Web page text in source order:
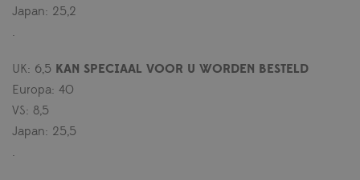
Japan: 25,2
.
UK: 6,5 KAN SPECIAAL VOOR U WORDEN BESTELD
Europa: 40
VS: 8,5
Japan: 25,5
.